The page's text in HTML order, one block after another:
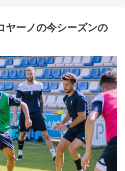
ヤーノの今シーズンの